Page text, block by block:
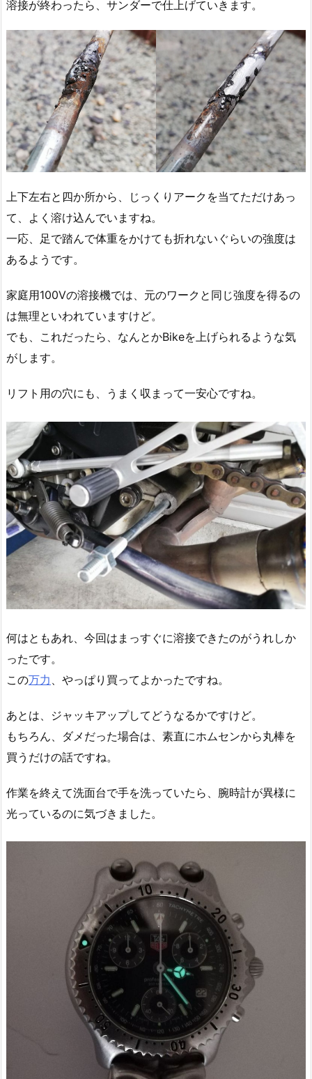
溶接が終わったら、サンダーで仕上げていきます。
上下左右と四か所から、じっくりアークを当てただけあっ
て、よく溶け込んでいますね。
一応、足で踏んで体重をかけても折れないぐらいの強度は
あるようです。
家庭用100Vの溶接機では、元のワークと同じ強度を得るの
は無理といわれていますけど。
でも、これだったら、なんとかBikeを上げられるような気
がします。
リフト用の穴にも、うまく収まって一安心ですね。
何はともあれ、今回はまっすぐに溶接できたのがうれしか
ったです。
この万力 、やっぱり買ってよかったですね。
あとは、ジャッキアップしてどうなるかですけど。
もちろん、ダメだった場合は、素直にホムセンから丸棒を
買うだけの話ですね。
作業を終えて洗面台で手を洗っていたら、腕時計が異様に
光っているのに気づきました。